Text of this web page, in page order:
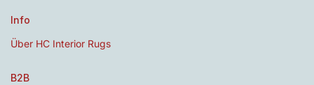
Info
Über HC Interior Rugs
B2B